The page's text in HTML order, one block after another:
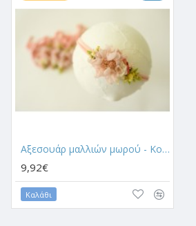
Αξεσουάρ μαλλιών μωρού - Κορδέλα 20
9,92€
Καλάθι